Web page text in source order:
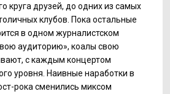
круга друзей, до одних из самых
клубов. Пока остальные
в одном журналистском
аудиторию», коалы свою
с каждым концертом
уровня. Наивные наработки в
рока сменились миксом